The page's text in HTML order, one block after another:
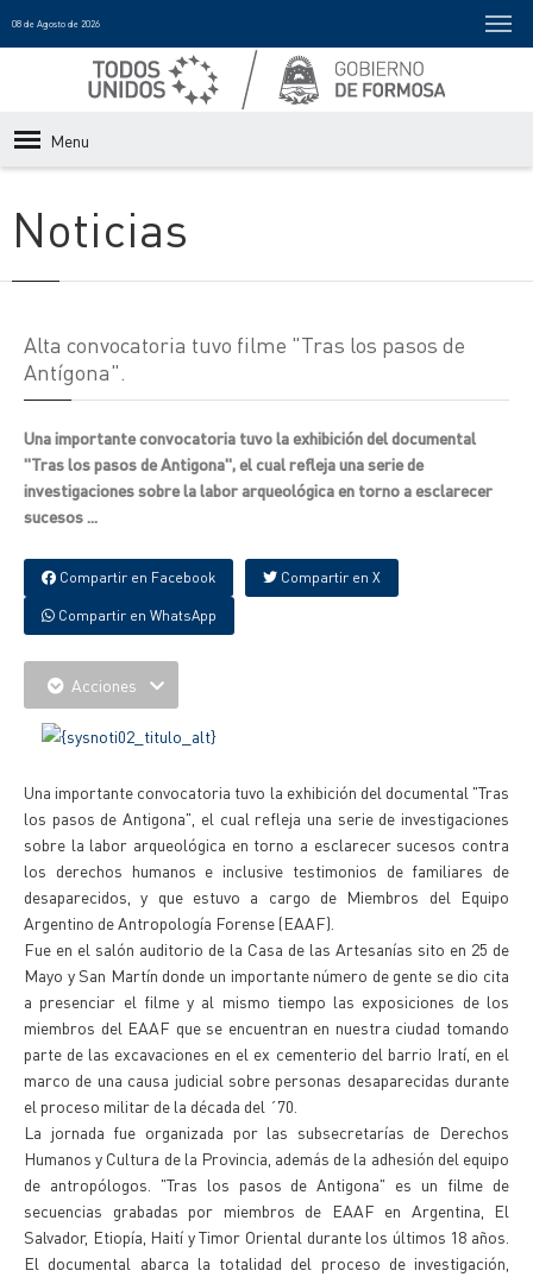
08 de Agosto de 2026
Menu
Noticias
Alta convocatoria tuvo filme "Tras los pasos de
Antígona".
Una importante convocatoria tuvo la exhibición del documental
"Tras los pasos de Antigona", el cual refleja una serie de
investigaciones sobre la labor arqueológica en torno a esclarecer
sucesos ...
Compartir en Facebook Compartir en X
Compartir en WhatsApp
Acciones
Una importante convocatoria tuvo la exhibición del documental "Tras
los pasos de Antigona", el cual refleja una serie de investigaciones
sobre la labor arqueológica en torno a esclarecer sucesos contra
los derechos humanos e inclusive testimonios de familiares de
desaparecidos, y que estuvo a cargo de Miembros del Equipo
Argentino de Antropología Forense (EAAF).
Fue en el salón auditorio de la Casa de las Artesanías sito en 25 de
Mayo y San Martín donde un importante número de gente se dio cita
a presenciar el filme y al mismo tiempo las exposiciones de los
miembros del EAAF que se encuentran en nuestra ciudad tomando
parte de las excavaciones en el ex cementerio del barrio Iratí, en el
marco de una causa judicial sobre personas desaparecidas durante
el proceso militar de la década del ´70.
La jornada fue organizada por las subsecretarías de Derechos
Humanos y Cultura de la Provincia, además de la adhesión del equipo
de antropólogos. "Tras los pasos de Antigona" es un filme de
secuencias grabadas por miembros de EAAF en Argentina, El
Salvador, Etiopía, Haití y Timor Oriental durante los últimos 18 años.
El documental abarca la totalidad del proceso de investigación,